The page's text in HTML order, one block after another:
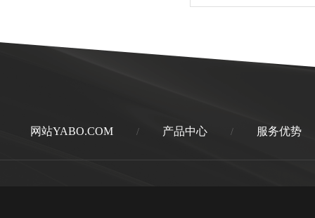
网站YABO.COM / 产品中心 / 服务优势